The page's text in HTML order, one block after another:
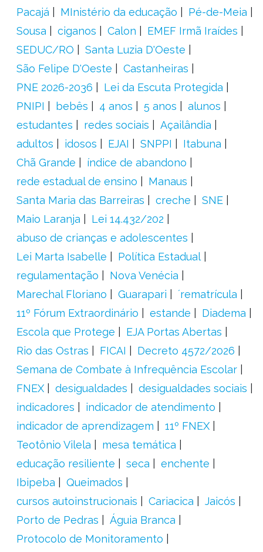
Pacajá
MInistério da educação
Pé-de-Meia
Sousa
ciganos Calon
EMEF Irmã Iraídes
SEDUC/RO
Santa Luzia D'Oeste
São Felipe D'Oeste
Castanheiras
PNE 2026-2036
Lei da Escuta Protegida
PNIPI
bebês 4 anos 5 anos
alunos
estudantes
redes sociais
Açailândia
adultos
idosos EJAI SNPPI
Itabuna
Chã Grande
índice de abandono
rede estadual de ensino
Manaus
Santa Maria das Barreiras
creche
SNE
Maio Laranja
Lei 14.432/202
abuso de crianças e adolescentes
Lei Marta Isabelle
Política Estadual
regulamentação
Nova Venécia
Marechal Floriano
Guarapari
´rematrícula
11º Fórum Extraordinário
estande
Diadema
Escola que Protege
EJA Portas Abertas
Rio das Ostras
FICAI
Decreto 4572/2026
Semana de Combate à Infrequência Escolar
FNEX
desigualdades
desigualdades sociais
indicadores
indicador de atendimento
indicador de aprendizagem
11º FNEX
Teotônio Vilela
mesa temática
educação resiliente
seca
enchente
Ibipeba
Queimados
cursos autoinstrucionais
Cariacica
Jaicós
Porto de Pedras
Águia Branca
Protocolo de Monitoramento